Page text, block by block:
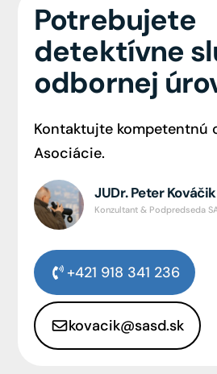
Potrebujete
detektívne
odbornej
Kontaktujte kompetentnú
Asociácie.
JUDr. Peter Kováčik
Konzultant & Podpredseda
+421 918 341 236
kovacik@sasd.sk